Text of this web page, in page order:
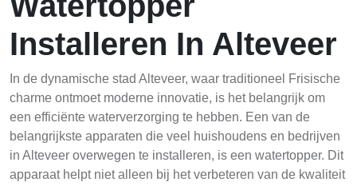
Installeren In Alteveer
In de dynamische stad Alteveer, waar traditioneel Frisische
charme ontmoet moderne innovatie, is het belangrijk om
een efficiënte waterverzorging te hebben. Een van de
belangrijkste apparaten die veel huishoudens en bedrijven
in Alteveer overwegen te installeren, is een watertopper. Dit
apparaat helpt niet alleen bij het verbeteren van de kwaliteit